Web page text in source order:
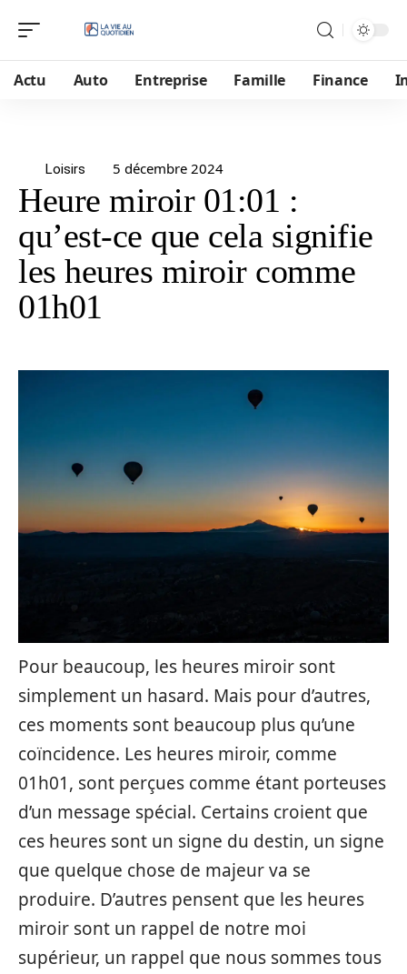
Actu Auto Entreprise Famille Finance
Loisirs 5 décembre 2024
Heure miroir 01:01 :
qu’est-ce que cela signifie
les heures miroir comme
01h01
Pour beaucoup, les heures miroir sont
simplement un hasard. Mais pour d’autres,
ces moments sont beaucoup plus qu’une
coïncidence. Les heures miroir, comme
01h01, sont perçues comme étant porteuses
d’un message spécial. Certains croient que
ces heures sont un signe du destin, un signe
que quelque chose de majeur va se
produire. D’autres pensent que les heures
miroir sont un rappel de notre moi
supérieur, un rappel que nous sommes tous